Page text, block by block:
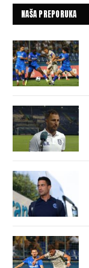
NAŠA PREPORUKA